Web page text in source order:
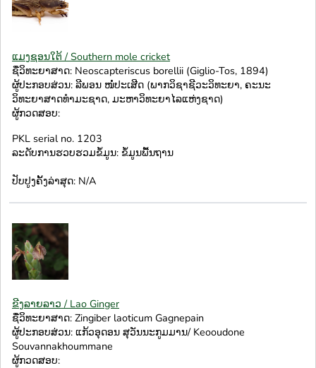
ແມງຊອນໃຕ້ / Southern mole cricket
ຊື່ວິທະຍາສາດ: Neoscapteriscus borellii (Giglio-Tos, 1894)
ຜູ້ປະກອບສ່ວນ: ລີພອນ ໜໍ່ປະເສີດ (ພາກວິຊາຊີວະວິທະຍາ, ຄະນະ
ວິທະຍາສາດທຳມະຊາດ, ມະຫາວິທະຍາໄລແຫ່ງຊາດ)
ຜູ້ກວດສອບ:
PKL serial no. 1203
ລະດັບການຮວບຮວມຂໍ້ມູນ: ຂໍ້ມູນພື້ນຖານ
ປັບປູງຄັ້ງລ່າສຸດ: N/A
ຂີງລາຍລາວ / Lao Ginger
ຊື່ວິທະຍາສາດ: Zingiber laoticum Gagnepain
ຜູ້ປະກອບສ່ວນ: ແກ້ວອຸດອນ ສຸວັນນະກູມມານ/ Keooudone
Souvannakhoummane
ຜູ້ກວດສອບ: